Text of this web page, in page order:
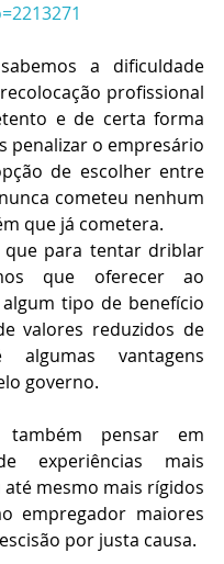
a dificuldade
profissional
e de certa forma
penalizar o empresário
de escolher entre
cometeu nenhum
que já cometera.
que para tentar driblar
que oferecer ao
tipo de benefício
valores reduzidos de
algumas vantagens
governo.
também pensar em
experiências mais
mesmo mais rígidos
empregador maiores
por justa causa.